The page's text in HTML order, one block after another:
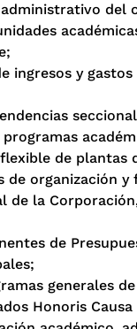
del
ingresos y
de
de organización y
de la
de
generales
Honoris